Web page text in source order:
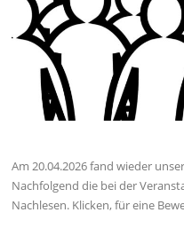
Am 20.04.2026 fand wieder
Nachfolgend die bei der
Nachlesen. Klicken, für eine